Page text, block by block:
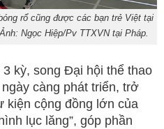
rổ cũng được các bạn trẻ Việt tại
Ngọc Hiệp/Pv TTXVN tại Pháp.
kỳ, song Đại hội thể thao
càng phát triển, trở
kiện cộng đồng lớn của
lục lăng”, góp phần